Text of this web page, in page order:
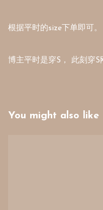
根据平时的size下单即可。
博主平时是穿S， 此刻穿S
You might also like